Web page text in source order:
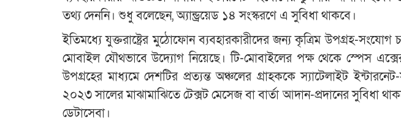
তথ্য দেননি। শুধু বলেছেন, অ্যান্ড্রয়েড ১৪ সংস্করণে এ সুবিধা থাকবে।
ইতিমধ্যে যুক্তরাষ্ট্রের মুঠোফোন ব্যবহারকারীদের জন্য কৃত্রিম উপগ্রহ-
মোবাইল যৌথভাবে উদ্যোগ নিয়েছে। টি-মোবাইলের পক্ষ থেকে স্পেস
উপগ্রহের মাধ্যমে দেশটির প্রত্যন্ত অঞ্চলের গ্রাহককে স্যাটেলাইট
২০২৩ সালের মাঝামাঝিতে টেক্সট মেসেজ বা বার্তা আদান-প্রদানের
ডেটাসেবা।